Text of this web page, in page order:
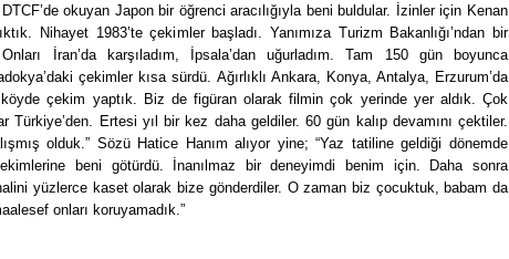
okuyan Japon bir öğrenci aracılığıyla beni buldular. İzinler için Kenan
Nihayet 1983’te çekimler başladı. Yanımıza Turizm Bakanlığı’ndan bir
İran’da karşıladım, İpsala’dan uğurladım. Tam 150 gün boyunca
çekimler kısa sürdü. Ağırlıklı Ankara, Konya, Antalya, Erzurum’da
köyde çekim yaptık. Biz de figüran olarak filmin çok yerinde yer aldık. Çok
Türkiye’den. Ertesi yıl bir kez daha geldiler. 60 gün kalıp devamını çektiler.
olduk.” Sözü Hatice Hanım alıyor yine; “Yaz tatiline geldiği dönemde
beni götürdü. İnanılmaz bir deneyimdi benim için. Daha sonra
yüzlerce kaset olarak bize gönderdiler. O zaman biz çocuktuk, babam da
onları koruyamadık.”